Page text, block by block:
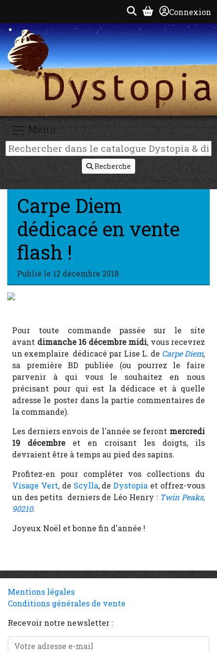
Connexion
Menu
Recherche
Carpe Diem
dédicacé en vente
flash !
Publié le 12 décembre 2018
Pour toute commande passée sur le site
avant dimanche 16 décembre midi, vous recevrez
un exemplaire dédicacé par Lise L. de Carpe Diem,
sa première BD publiée
(ou pourrez le faire
parvenir à qui vous le souhaitez en nous
précisant pour qui est la dédicace et à quelle
adresse le poster dans la partie commentaires de
la commande).
Les derniers envois de l'année se feront mercredi
19 décembre et en croisant les doigts, ils
devraient être à temps au pied des sapins.
Profitez-en pour compléter vos collections du
Visage Vert, de Scylla, deDystopia et offrez-vous
un des petits derniers de Léo Henry : Twin Peaks,
90210.
Joyeux Noël et bonne fin d'année !
Mentions légales
Conditions générales de vente
Recevoir notre newsletter :